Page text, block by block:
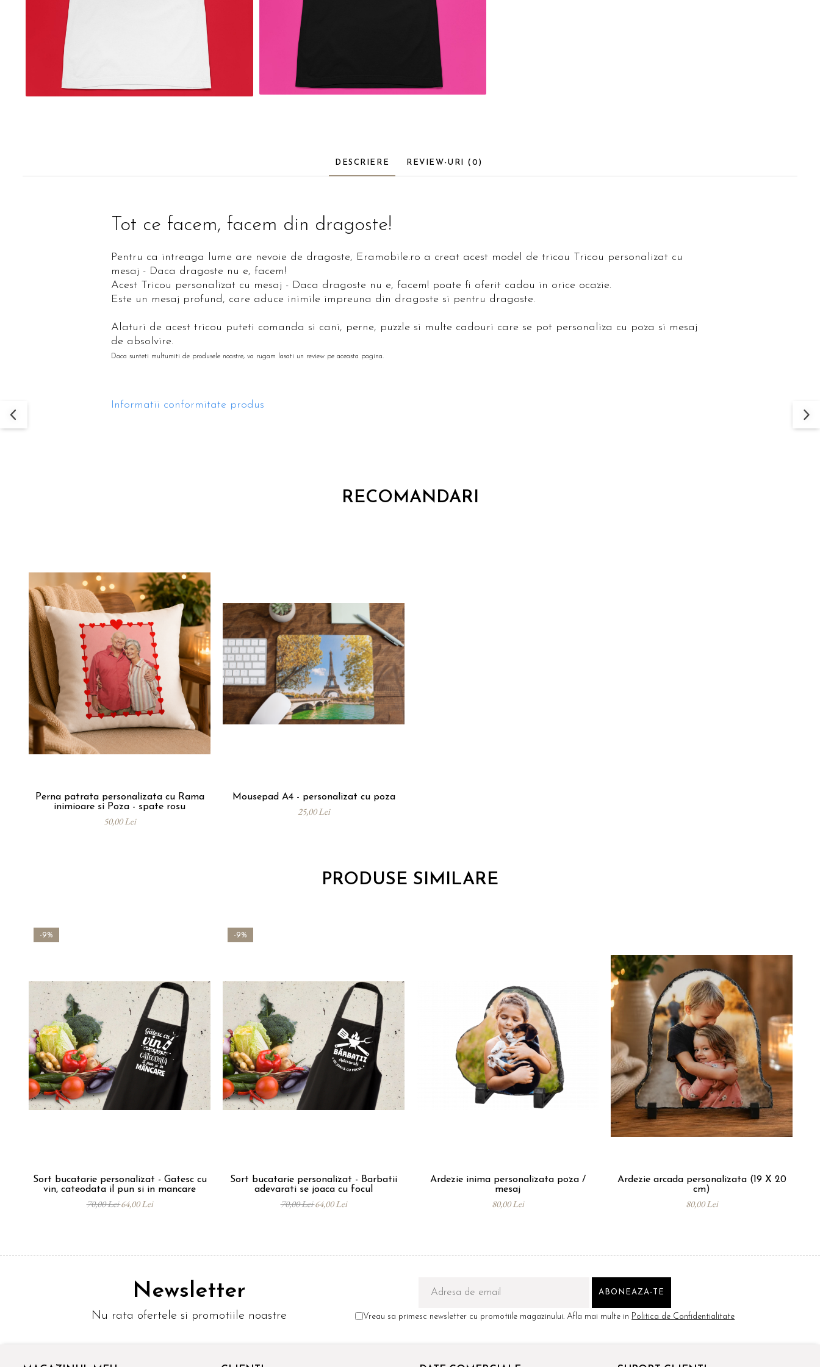
DESCRIERE REVIEW-URI (0)
Tot ce facem, facem din dragoste!
Pentru ca intreaga lume are nevoie de dragoste, Eramobile.ro a creat acest model de tricou Tricou personalizat cu
mesaj - Daca dragoste nu e, facem!
Acest Tricou personalizat cu mesaj - Daca dragoste nu e, facem! poate fi oferit cadou in orice ocazie.
Este un mesaj profund, care aduce inimile impreuna din dragoste si pentru dragoste.
Alaturi de acest tricou puteti comanda si cani, perne, puzzle si multe cadouri care se pot personaliza cu poza si mesaj
de absolvire.
Daca sunteti multumiti de produsele noastre, va rugam lasati un review pe aceasta pagina.
Informatii conformitate produs
RECOMANDARI
Perna patrata personalizata cu Rama
inimioare si Poza - spate rosu
50,00 Lei
Mousepad A4 - personalizat cu poza
25,00 Lei
PRODUSE SIMILARE
-9%
Sort bucatarie personalizat - Gatesc cu
vin, cateodata il pun si in mancare
70,00 Lei64,00 Lei
-9%
Sort bucatarie personalizat - Barbatii
adevarati se joaca cu focul
70,00 Lei64,00 Lei
Ardezie inima personalizata poza /
mesaj
80,00 Lei
Ardezie arcada personalizata (19 X 20
cm)
80,00 Lei
Newsletter
Nu rata ofertele si promotiile noastre Vreau sa primesc newsletter cu promotiile magazinului. Afla mai multe in Politica de Confidentialitate